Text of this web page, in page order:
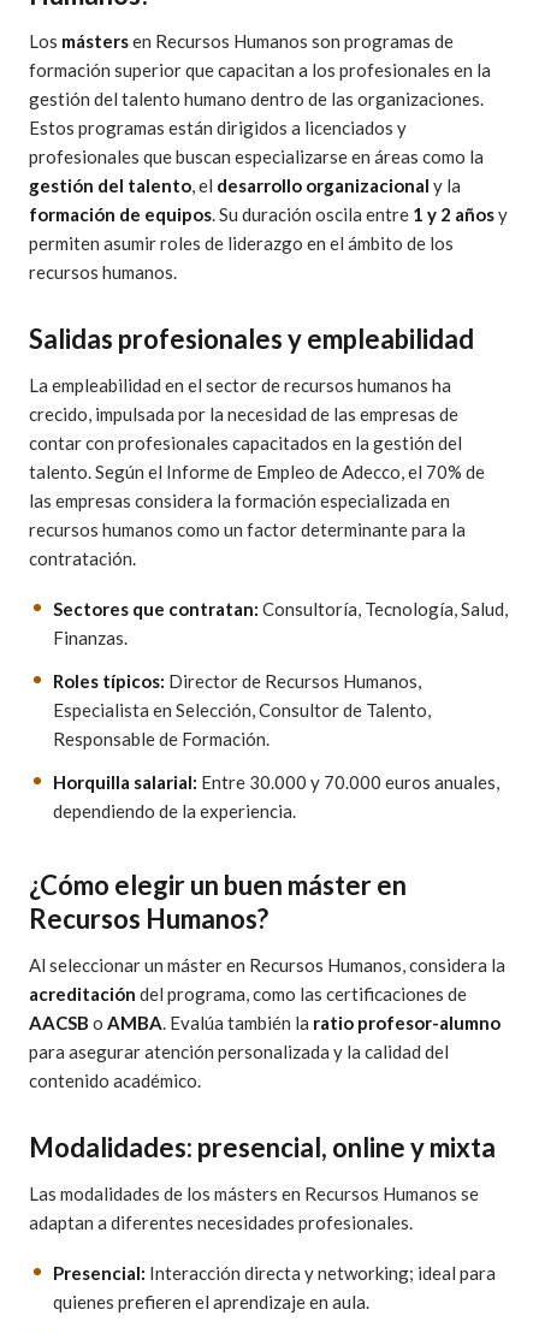
Los mástersen Recursos Humanos son programas de
formación superior que capacitan a los profesionales en la
gestión del talento humano dentro de las organizaciones.
Estos programas están dirigidos a licenciados y
profesionales que buscan especializarse en áreas como la
gestión del talento, el desarrollo organizacional y la
formación de equipos. Su duración oscila entre 1 y 2 añosy
permiten asumir roles de liderazgo en el ámbito de los
recursos humanos.
Salidas profesionales y empleabilidad
La empleabilidad en el sector de recursos humanos ha
crecido, impulsada por la necesidad de las empresas de
contar con profesionales capacitados en la gestión del
talento. Según el Informe de Empleo de Adecco, el 70% de
las empresas considera la formación especializada en
recursos humanos como un factor determinante para la
contratación.
Sectores que contratan: Consultoría, Tecnología, Salud,
Finanzas.
Roles típicos: Director de Recursos Humanos,
Especialista en Selección, Consultor de Talento,
Responsable de Formación.
Horquilla salarial: Entre 30.000 y 70.000 euros anuales,
dependiendo de la experiencia.
¿Cómo elegir un buen máster en
Recursos Humanos?
Al seleccionar un máster en Recursos Humanos, considera la
acreditación del programa, como las certificaciones de
AACSB o AMBA. Evalúa también la ratio profesor-alumno
para asegurar atención personalizada y la calidad del
contenido académico.
Modalidades: presencial, online y mixta
Las modalidades de los másters en Recursos Humanos se
adaptan a diferentes necesidades profesionales.
Presencial: Interacción directa y networking; ideal para
quienes prefieren el aprendizaje en aula.